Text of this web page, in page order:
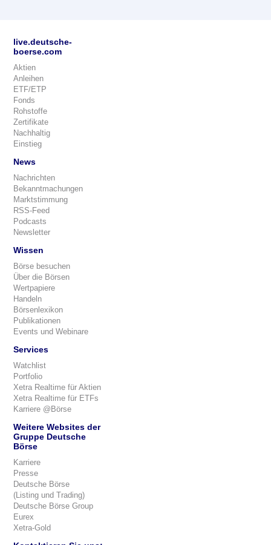
live.deutsche-
boerse.com
Aktien
Anleihen
ETF/ETP
Fonds
Rohstoffe
Zertifikate
Nachhaltig
Einstieg
News
Nachrichten
Bekanntmachungen
Marktstimmung
RSS-Feed
Podcasts
Newsletter
Wissen
Börse besuchen
Über die Börsen
Wertpapiere
Handeln
Börsenlexikon
Publikationen
Events und Webinare
Services
Watchlist
Portfolio
Xetra Realtime für Aktien
Xetra Realtime für ETFs
Karriere @Börse
Weitere Websites der
Gruppe Deutsche
Börse
Karriere
Presse
Deutsche Börse
(Listing und Trading)
Deutsche Börse Group
Eurex
Xetra-Gold